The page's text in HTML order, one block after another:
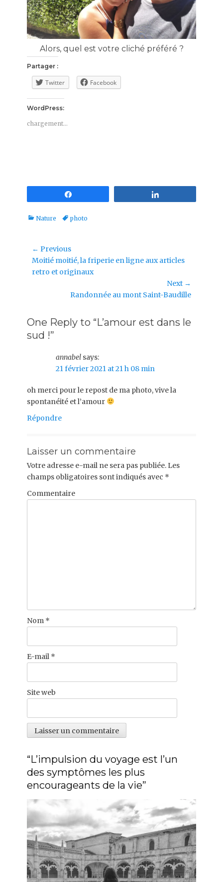
Alors, quel est votre cliché préféré ?
Partager :
Twitter Facebook
WordPress:
chargement…
Categories
Nature Tagsphoto
Navigation
de
l’article
← Previous
Previous
post:
Moitié moitié, la friperie en ligne aux articles
retro et originaux
Next →
Randonnée au mont Saint-Baudille
One Reply to “L’amour est dans le
sud !”
annabel says:
21 février 2021 at 21 h 08 min
oh merci pour le repost de ma photo, vive la
spontanéité et l’amour
Répondre
Laisser un commentaire
Votre adresse e-mail ne sera pas publiée. Les
champs obligatoires sont indiqués avec *
Commentaire
Nom *
E-mail *
Site web
“L’impulsion du voyage est l’un
des symptômes les plus
encourageants de la vie”